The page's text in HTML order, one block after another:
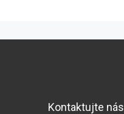
Kontaktujte nás